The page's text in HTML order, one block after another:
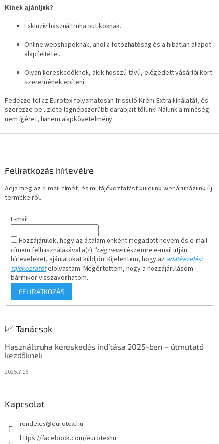
Kinek ajánljuk?
Exkluzív használtruha butikoknak.
Online webshopoknak, ahol a fotózhatóság és a hibátlan állapot
alapfeltétel.
Olyan kereskedőknek, akik hosszú távú, elégedett vásárlói kört
szeretnének építeni.
Fedezze fel az Eurotex folyamatosan frissülő Krém-Extra kínálatát, és
szerezze be üzlete legnépszerűbb darabjait tőlünk! Nálunk a minőség
nem ígéret, hanem alapkövetelmény.
Feliratkozás hírlevélre
Adja meg az e-mail címét, és mi tájékoztatást küldünk webáruházunk új
termékeiről.
E-mail
Hozzájárulok, hogy az általam önként megadott nevem és e-mail
címem felhasználásával a(z) *cég neverészemre e-mail útján
hírleveleket, ajánlatokat küldjön. Kijelentem, hogy az adatkezelési
tájékoztatótelolvastam. Megértettem, hogy a hozzájárulásom
bármikor visszavonhatom.
FELIRATKOZÁS
📈 Tanácsok
Használtruha kereskedés indítása 2025-ben – útmutató
kezdőknek
2025.7.16
Kapcsolat
rendeles@eurotex.hu
https://facebook.com/eurotexhu